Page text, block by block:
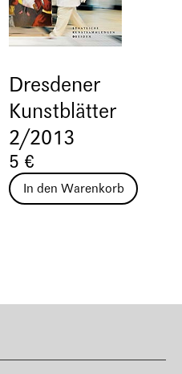
Dresdener
Kunstblätter
2/2013
5 €
In den Warenkorb